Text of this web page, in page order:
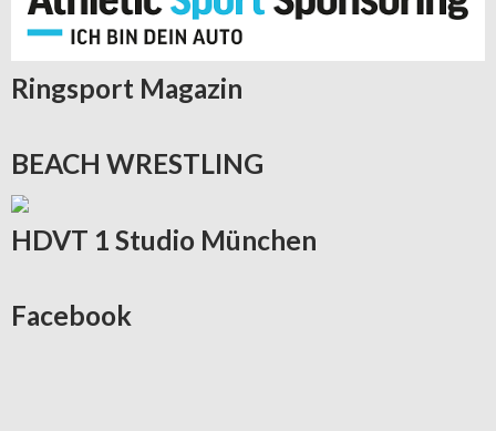
Ringsport Magazin
BEACH WRESTLING
HDVT 1 Studio München
Facebook